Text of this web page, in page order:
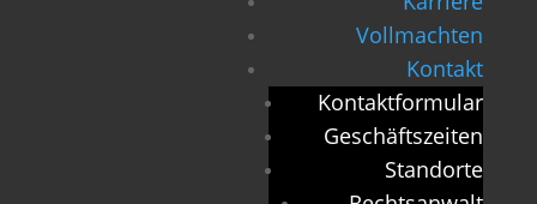
Vollmachten
Kontakt
Kontaktformular
Geschäftszeiten
Standorte